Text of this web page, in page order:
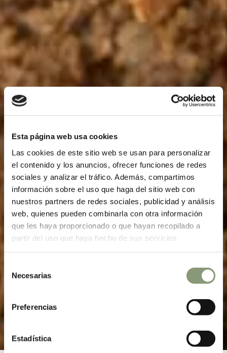
Esta página web usa cookies
Las cookies de este sitio web se usan para personalizar
el contenido y los anuncios, ofrecer funciones de redes
sociales y analizar el tráfico. Además, compartimos
información sobre el uso que haga del sitio web con
nuestros partners de redes sociales, publicidad y análisis
web, quienes pueden combinarla con otra información
que les haya proporcionado o que hayan recopilado a
partir del uso que haya hecho de sus servicios.
Necesarias
Preferencias
Estadística